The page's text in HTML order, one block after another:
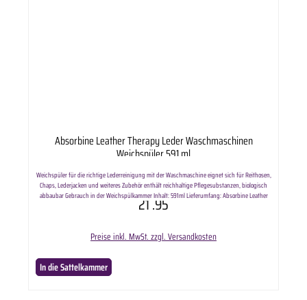
Absorbine Leather Therapy Leder Waschmaschinen
Weichspüler 591 ml
Weichspüler für die richtige Lederreinigung mit der Waschmaschine eignet sich für Reithosen,
Chaps, Lederjacken und weiteres Zubehör enthält reichhaltige Pflegesubstanzen, biologisch
abbaubar Gebrauch in der Weichspülkammer Inhalt: 591ml Lieferumfang: Absorbine Leather
Therapy Leder Waschmaschinen Weichspüler 591 ml in ausgewählter Variante.
21.95
Preise inkl. MwSt. zzgl. Versandkosten
In die Sattelkammer